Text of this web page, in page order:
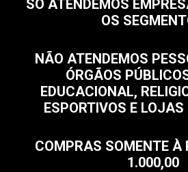
SÓ ATENDEMOS
OS
NÃO ATENDEMOS
ÓRGÃOS
EDUCACIONAL,
ESPORTIVOS E LOJAS
COMPRAS SOMENTE À
1.000,00